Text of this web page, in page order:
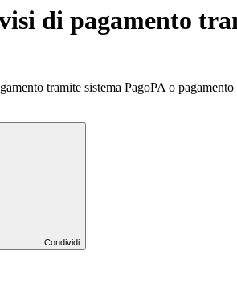
di pagamento
tramite sistema PagoPA o
Condividi